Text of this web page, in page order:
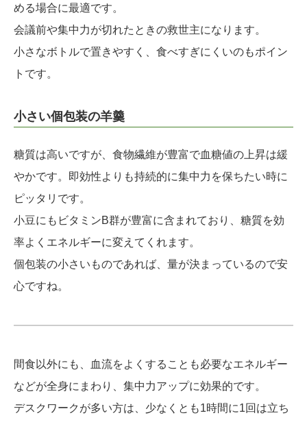
める場合に最適です。
会議前や集中力が切れたときの救世主になります。
小さなボトルで置きやすく、食べすぎにくいのもポイン
トです。
小さい個包装の羊羹
糖質は高いですが、食物繊維が豊富で血糖値の上昇は緩
やかです。即効性よりも持続的に集中力を保ちたい時に
ピッタリです。
小豆にもビタミンB群が豊富に含まれており、糖質を効
率よくエネルギーに変えてくれます。
個包装の小さいものであれば、量が決まっているので安
心ですね。
間食以外にも、血流をよくすることも必要なエネルギー
などが全身にまわり、集中力アップに効果的です。
デスクワークが多い方は、少なくとも1時間に1回は立ち